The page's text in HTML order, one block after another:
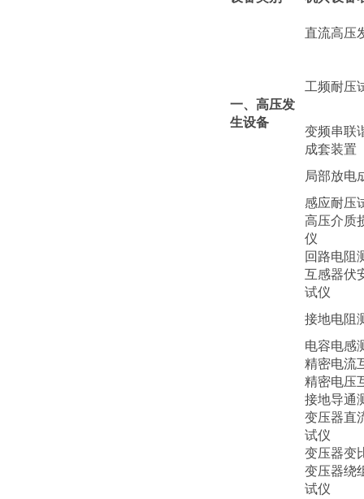
一、高压发
生设备
直流高压
工频耐压
变频串联
成套装置
局部放电
感应耐压
高压介质
仪
回路电阻
互感器伏
试仪
接地电阻
电容电感
精密电流
精密电压
接地导通
变压器直
试仪
变压器变
变压器绕
试仪